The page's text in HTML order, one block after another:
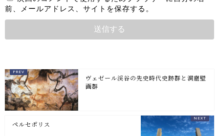
前、メールアドレス、サイトを保存する。
ヴェゼール渓谷の先史時代史跡群と洞窟壁
画群
ペルセポリス